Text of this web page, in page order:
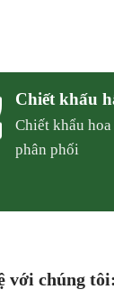
Chiết khấu
Chiết khẩu
phân phối
với chúng tôi: